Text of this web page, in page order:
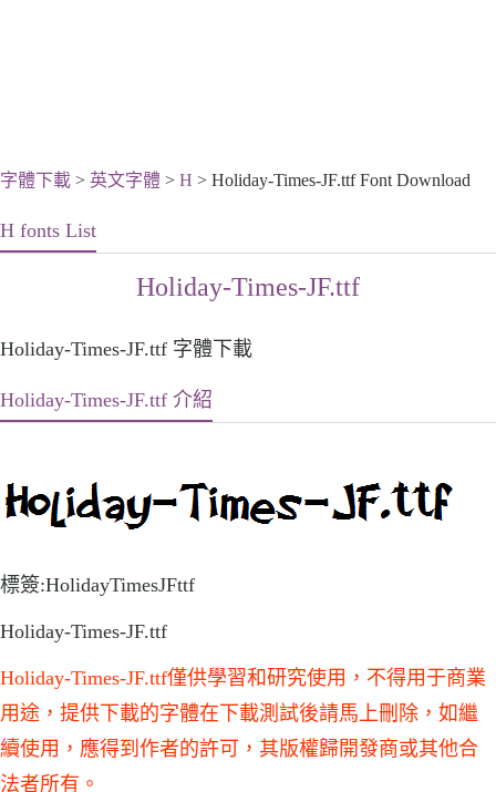
字體下載 > 英文字體 > H > Holiday-Times-JF.ttf Font Download
H fonts List
Holiday-Times-JF.ttf
Holiday-Times-JF.ttf 字體下載
Holiday-Times-JF.ttf 介紹
標簽:HolidayTimesJFttf
Holiday-Times-JF.ttf
Holiday-Times-JF.ttf僅供學習和研究使用，不得用于商業
用途，提供下載的字體在下載測試後請馬上刪除，如繼
續使用，應得到作者的許可，其版權歸開發商或其他合
法者所有。